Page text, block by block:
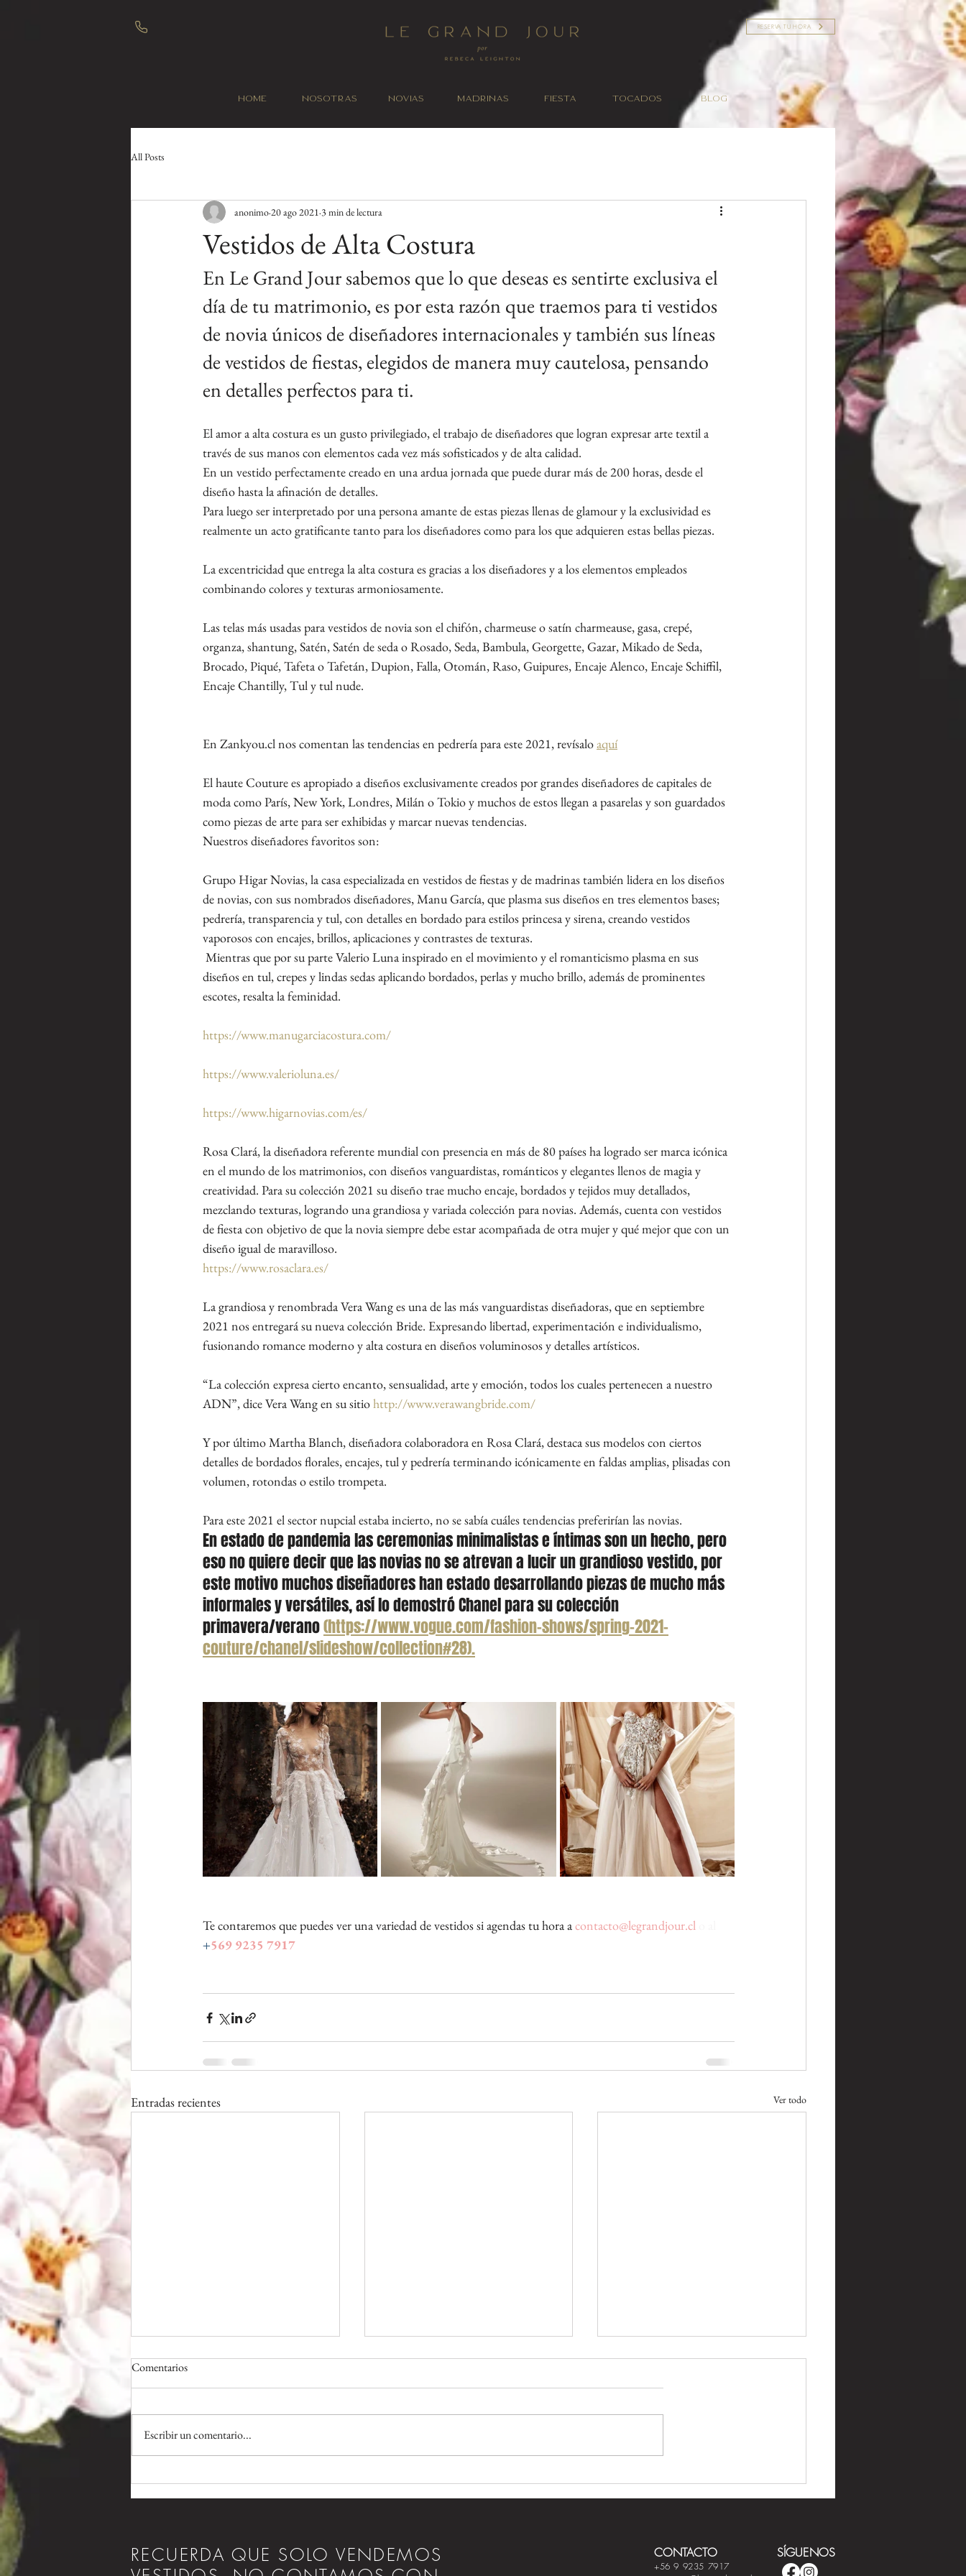
RESERVA TU HORA
Home Nosotras Novias Madrinas Fiesta Tocados Blog
All Posts
Vestidos de Alta Costura
anonimo 20 ago 2021 3 min de lectura
En Le Grand Jour sabemos que lo que deseas es sentirte exclusiva el
día de tu matrimonio, es por esta razón que traemos para ti vestidos
de novia únicos de diseñadores internacionales y también sus líneas
de vestidos de fiestas, elegidos de manera muy cautelosa, pensando
en detalles perfectos para ti.
El amor a alta costura es un gusto privilegiado, el trabajo de diseñadores que logran expresar arte textil a
través de sus manos con elementos cada vez más sofisticados y de alta calidad.
En un vestido perfectamente creado en una ardua jornada que puede durar más de 200 horas, desde el
diseño hasta la afinación de detalles.
Para luego ser interpretado por una persona amante de estas piezas llenas de glamour y la exclusividad es
realmente un acto gratificante tanto para los diseñadores como para los que adquieren estas bellas piezas.
La excentricidad que entrega la alta costura es gracias a los diseñadores y a los elementos empleados
combinando colores y texturas armoniosamente.
Las telas más usadas para vestidos de novia son el chifón, charmeuse o satín charmeause, gasa, crepé,
organza, shantung, Satén, Satén de seda o Rosado, Seda, Bambula, Georgette, Gazar, Mikado de Seda,
Brocado, Piqué, Tafeta o Tafetán, Dupion, Falla, Otomán, Raso, Guipures, Encaje Alenco, Encaje Schiffil,
Encaje Chantilly, Tul y tul nude.
En Zankyou.cl nos comentan las tendencias en pedrería para este 2021, revísalo aquí
El haute Couture es apropiado a diseños exclusivamente creados por grandes diseñadores de capitales de
moda como París, New York, Londres, Milán o Tokio y muchos de estos llegan a pasarelas y son guardados
como piezas de arte para ser exhibidas y marcar nuevas tendencias.
Nuestros diseñadores favoritos son:
Grupo Higar Novias, la casa especializada en vestidos de fiestas y de madrinas también lidera en los diseños
de novias, con sus nombrados diseñadores, Manu García, que plasma sus diseños en tres elementos bases;
pedrería, transparencia y tul, con detalles en bordado para estilos princesa y sirena, creando vestidos
vaporosos con encajes, brillos, aplicaciones y contrastes de texturas.
diseños en tul, crepes y lindas sedas aplicando bordados, perlas y mucho brillo, además de prominentes
escotes, resalta la feminidad.
https://www.manugarciacostura.com/
https://www.valerioluna.es/
https://www.higarnovias.com/es/
Rosa Clará, la diseñadora referente mundial con presencia en más de 80 países ha logrado ser marca icónica
en el mundo de los matrimonios, con diseños vanguardistas, románticos y elegantes llenos de magia y
creatividad. Para su colección 2021 su diseño trae mucho encaje, bordados y tejidos muy detallados,
mezclando texturas, logrando una grandiosa y variada colección para novias. Además, cuenta con vestidos
de fiesta con objetivo de que la novia siempre debe estar acompañada de otra mujer y qué mejor que con un
diseño igual de maravilloso.
https://www.rosaclara.es/
La grandiosa y renombrada Vera Wang es una de las más vanguardistas diseñadoras, que en septiembre
2021 nos entregará su nueva colección Bride. Expresando libertad, experimentación e individualismo,
fusionando romance moderno y alta costura en diseños voluminosos y detalles artísticos.
“La colección expresa cierto encanto, sensualidad, arte y emoción, todos los cuales pertenecen a nuestro
ADN”, dice Vera Wang en su sitio http://www.verawangbride.com/
Y por último Martha Blanch, diseñadora colaboradora en Rosa Clará, destaca sus modelos con ciertos
detalles de bordados florales, encajes, tul y pedrería terminando icónicamente en faldas amplias, plisadas con
volumen, rotondas o estilo trompeta.
Para este 2021 el sector nupcial estaba incierto, no se sabía cuáles tendencias preferirían las novias.
En estado de pandemia las ceremonias minimalistas e íntimas son un hecho, pero
eso no quiere decir que las novias no se atrevan a lucir un grandioso vestido, por
este motivo muchos diseñadores han estado desarrollando piezas de mucho más
informales y versátiles, así lo demostró Chanel para su colección
primavera/verano (https://www.vogue.com/fashion-shows/spring-2021-
couture/chanel/slideshow/collection#28).
Te contaremos que puedes ver una variedad de vestidos si agendas tu hora a contacto@legrandjour.cl
+569 9235 7917
Entradas recientes Ver todo
TENDENCIA PRIMAVERA
para Madrinas
Comentarios
Escribir un comentario...
RECUERDA QUE SOLO VENDEMOS
CONTACTO
+56 9 9235 7917
SÍGUENOS